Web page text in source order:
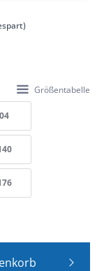
Größentabelle